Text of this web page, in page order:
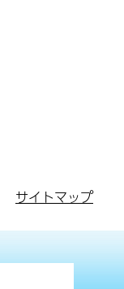
サイトマップ